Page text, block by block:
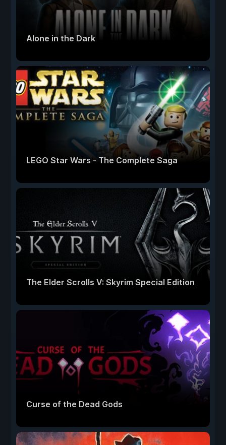
Alone in the Dark
LEGO Star Wars - The Complete Saga
The Elder Scrolls V: Skyrim Special Edition
Curse of the Dead Gods